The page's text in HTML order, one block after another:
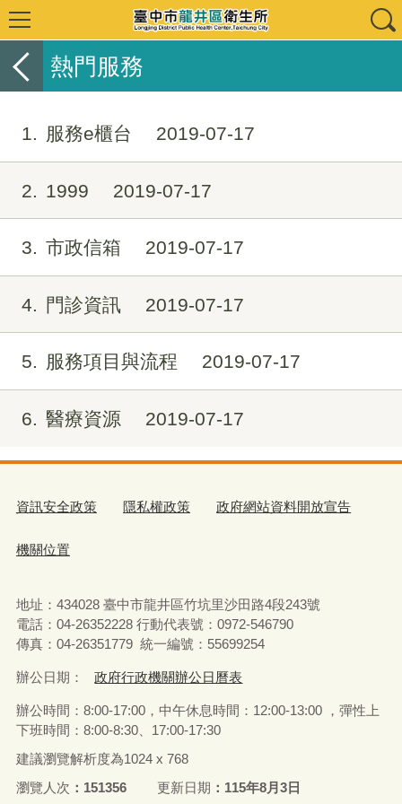
熱門服務
1 服務e櫃台 2019-07-17
2 1999 2019-07-17
3 市政信箱 2019-07-17
4 門診資訊 2019-07-17
5 服務項目與流程 2019-07-17
6 醫療資源 2019-07-17
資訊安全政策 隱私權政策 政府網站資料開放宣告
機關位置
地址：434028 臺中市龍井區竹坑里沙田路4段243號
電話：04-26352228 行動代表號：0972-546790
傳真：04-26351779 統一編號：55699254
辦公日期： 政府行政機關辦公日曆表
辦公時間：8:00-17:00，中午休息時間：12:00-13:00 ，彈性上
下班時間：8:00-8:30、17:00-17:30
建議瀏覽解析度為1024 x 768
瀏覽人次
151356 更新日期 115年8月3日